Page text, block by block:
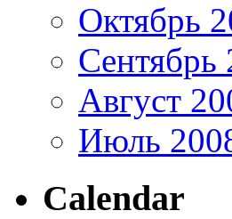
Октябрь
Сентябрь
Август
Июль
Calendar